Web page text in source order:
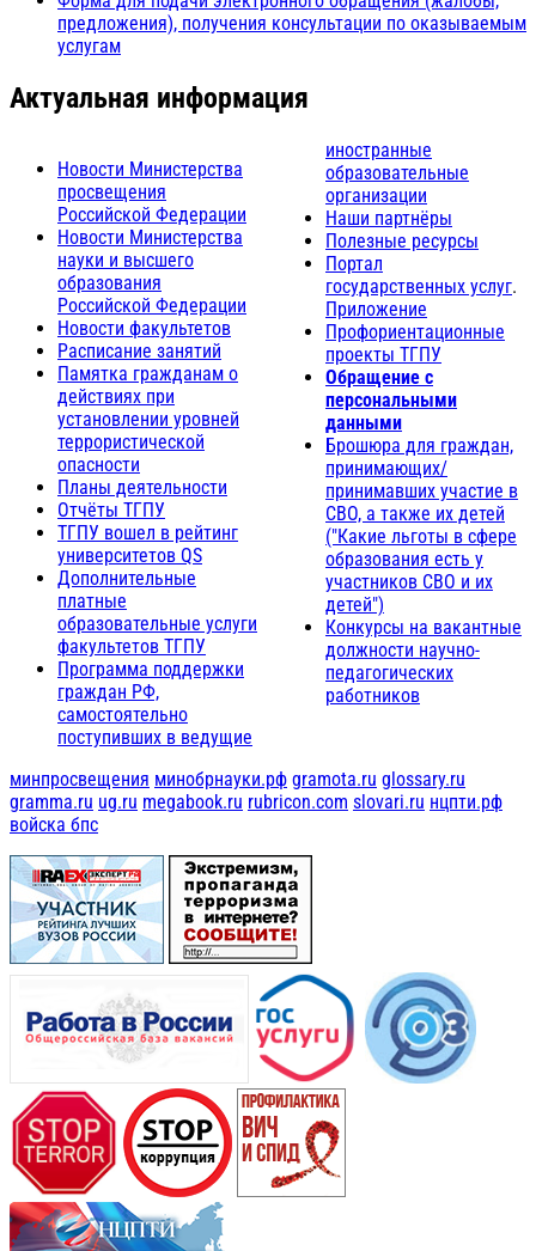
предложения), получения консультации по оказываемым
услугам
Актуальная информация
Новости Министерства
просвещения
Российской Федерации
Новости Министерства
науки и высшего
образования
Российской Федерации
Новости факультетов
Расписание занятий
Памятка гражданам о
действиях при
установлении уровней
террористической
опасности
Планы деятельности
Отчёты ТГПУ
ТГПУ вошел в рейтинг
университетов QS
Дополнительные
платные
образовательные услуги
факультетов ТГПУ
Программа поддержки
граждан РФ,
самостоятельно
поступивших в ведущие
иностранные
образовательные
организации
Наши партнёры
Полезные ресурсы
Портал
государственных услуг.
Приложение
Профориентационные
проекты ТГПУ
Обращение с
персональными
данными
Брошюра для граждан,
принимающих/
принимавших участие в
СВО, а также их детей
("Какие льготы в сфере
образования есть у
участников СВО и их
детей")
Конкурсы на вакантные
должности научно-
педагогических
работников
минпросвещения минобрнауки.рф gramota.ru glossary.ru
gramma.ru ug.ru megabook.ru rubricon.com slovari.ru нцпти.рф
войска бпс